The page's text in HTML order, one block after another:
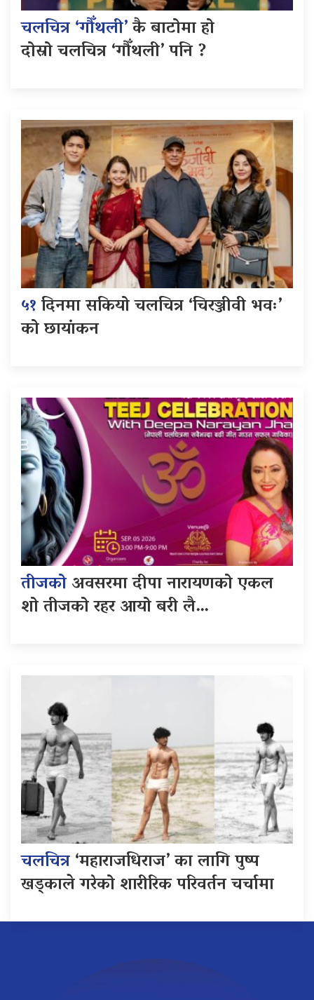
चलचित्र ‘गौँथली’कै बाटोमा हो
दोस्रो चलचित्र ‘गौँथली’ पनि ?
५१दिनमा सकियो चलचित्र ‘चिरञ्जीवी भवः’
को छायांकन
तीजकोअवसरमा दीपा नारायणको एकल
शो तीजको रहर आयो बरी लै…
चलचित्र‘महाराजधिराज’ का लागि पुष्प
खड्काले गरेको शारीरिक परिवर्तन चर्चामा